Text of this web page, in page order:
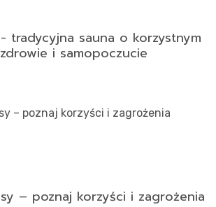
tradycyjna sauna o korzystnym
i samopoczucie
– poznaj korzyści i zagrożenia